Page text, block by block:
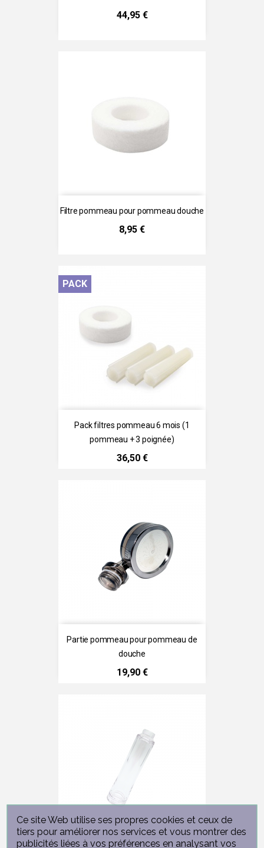
Prix
44,95 €
Filtre pommeau pour pommeau douche
Prix
8,95 €
Pack filtres pommeau 6 mois (1
pommeau + 3 poignée)
Prix
36,50 €
PACK
Partie pommeau pour pommeau de
douche
Prix
19,90 €
Ce site Web utilise ses propres cookies et ceux de
tiers pour améliorer nos services et vous montrer des
publicités liées à vos préférences en analysant vos